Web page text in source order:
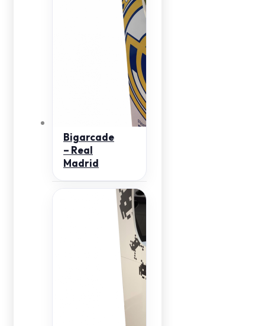
Bigarcade
– Real
Madrid